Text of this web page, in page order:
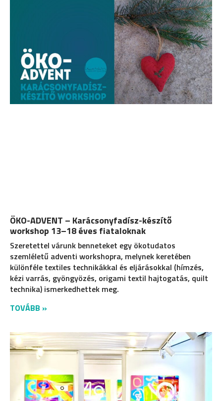
ÖKO-ADVENT – Karácsonyfadísz-készítő
workshop 13–18 éves fiataloknak
Szeretettel várunk benneteket egy ökotudatos
szemléletű adventi workshopra, melynek keretében
különféle textiles technikákkal és eljárásokkal (hímzés,
kézi varrás, gyöngyözés, origami textil hajtogatás, quilt
technika) ismerkedhettek meg.
TOVÁBB »